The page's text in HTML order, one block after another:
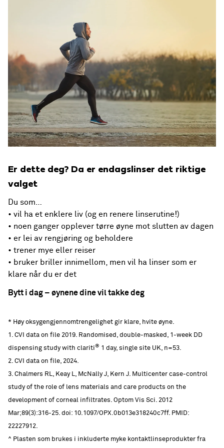
Er dette deg? Da er endagslinser det riktige
valget
Du som…
• vil ha et enklere liv (og en renere linserutine!)
• noen ganger opplever tørre øyne mot slutten av dagen
• er lei av rengjøring og beholdere
• trener mye eller reiser
• bruker briller innimellom, men vil ha linser som er
klare når du er det
Bytt i dag – øynene dine vil takke deg
* Høy oksygengjennomtrengelighet gir klare, hvite øyne.
1. CVI data on file 2019. Randomised, double-masked, 1-week DD
dispensing study with clariti® 1 day, single site UK, n=53.
2. CVI data on file, 2024.
3. Chalmers RL, Keay L, McNally J, Kern J. Multicenter case-control
study of the role of lens materials and care products on the
development of corneal infiltrates. Optom Vis Sci. 2012
Mar;89(3):316-25. doi: 10.1097/OPX.0b013e318240c7ff. PMID:
22227912.
^ Plasten som brukes i inkluderte myke kontaktlinseprodukter fra